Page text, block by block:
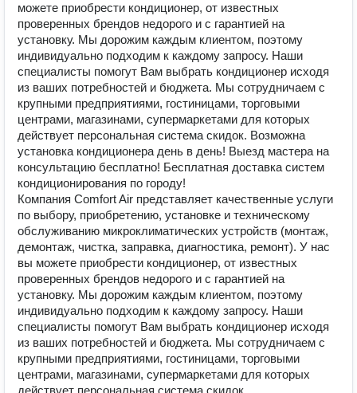
можете приобрести кондиционер, от известных
проверенных брендов недорого и с гарантией на
установку. Мы дорожим каждым клиентом, поэтому
индивидуально подходим к каждому запросу. Наши
специалисты помогут Вам выбрать кондиционер исходя
из ваших потребностей и бюджета. Мы сотрудничаем с
крупными предприятиями, гостиницами, торговыми
центрами, магазинами, супермаркетами для которых
действует персональная система скидок. Возможна
установка кондиционера день в день! Выезд мастера на
консультацию бесплатно! Бесплатная доставка систем
кондиционирования по городу!
Компания Comfort Air представляет качественные услуги
по выбору, приобретению, установке и техническому
обслуживанию микроклиматических устройств (монтаж,
демонтаж, чистка, заправка, диагностика, ремонт). У нас
вы можете приобрести кондиционер, от известных
проверенных брендов недорого и с гарантией на
установку. Мы дорожим каждым клиентом, поэтому
индивидуально подходим к каждому запросу. Наши
специалисты помогут Вам выбрать кондиционер исходя
из ваших потребностей и бюджета. Мы сотрудничаем с
крупными предприятиями, гостиницами, торговыми
центрами, магазинами, супермаркетами для которых
действует персональная система скидок.